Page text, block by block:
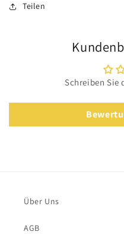
Teilen
Schreiben Sie
Über Uns
AGB